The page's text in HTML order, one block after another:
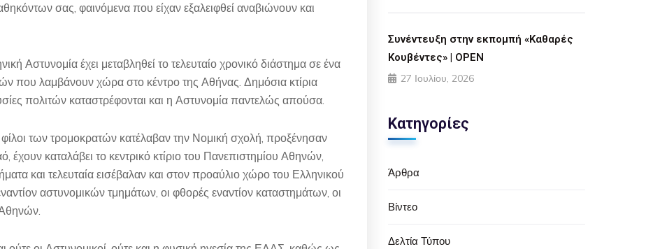
σας, φαινόμενα που είχαν εξαλειφθεί αναβιώνουν και
Αστυνομία έχει μεταβληθεί το τελευταίο χρονικό διάστημα σε ένα
που λαμβάνουν χώρα στο κέντρο της Αθήνας. Δημόσια κτίρια
πολιτών καταστρέφονται και η Αστυνομία παντελώς απούσα.
φίλοι των τρομοκρατών κατέλαβαν την Νομική σχολή, προξένησαν
έχουν καταλάβει το κεντρικό κτίριο του Πανεπιστημίου Αθηνών,
και τελευταία εισέβαλαν και στον προαύλιο χώρο του Ελληνικού
αστυνομικών τμημάτων, οι φθορές εναντίον καταστημάτων, οι
Αθηνών.
Συνέντευξη στην εκπομπή «Καθαρές
Κουβέντες» | OPEN
27 Ιουλίου, 2026
Κατηγορίες
Άρθρα
Βίντεο
Δελτία Τύπου